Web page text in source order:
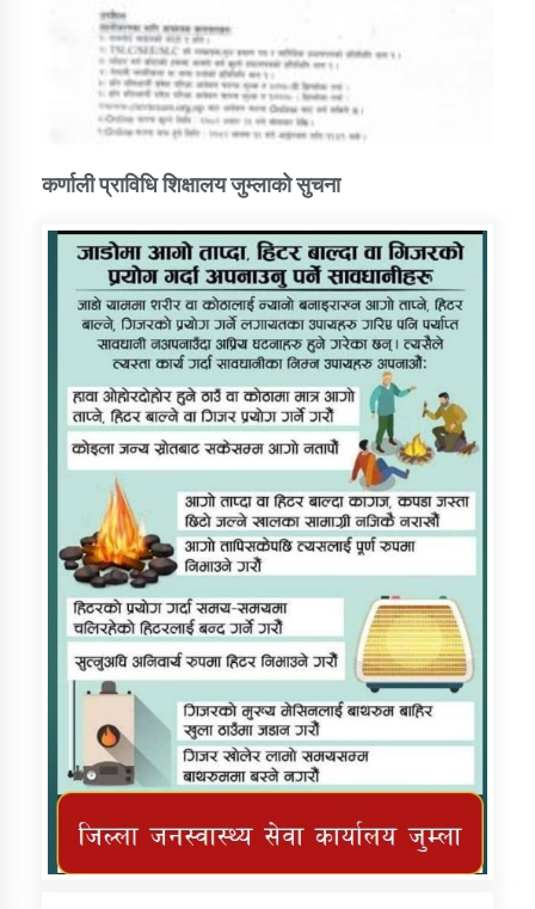
कर्णाली प्राविधि शिक्षालय जुम्लाको सुचना